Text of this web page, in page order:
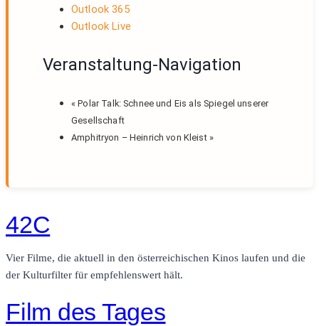
Outlook 365
Outlook Live
Veranstaltung-Navigation
« Polar Talk: Schnee und Eis als Spiegel unserer
Gesellschaft
Amphitryon – Heinrich von Kleist »
42C
Vier Filme, die aktuell in den österreichischen Kinos laufen und die
der Kulturfilter für empfehlenswert hält.
Film des Tages